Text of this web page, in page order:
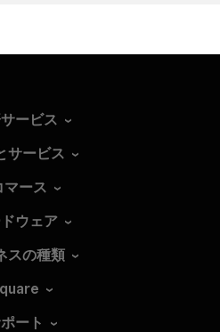
ービス
サービス
マース
ウェア
スの種類
ート